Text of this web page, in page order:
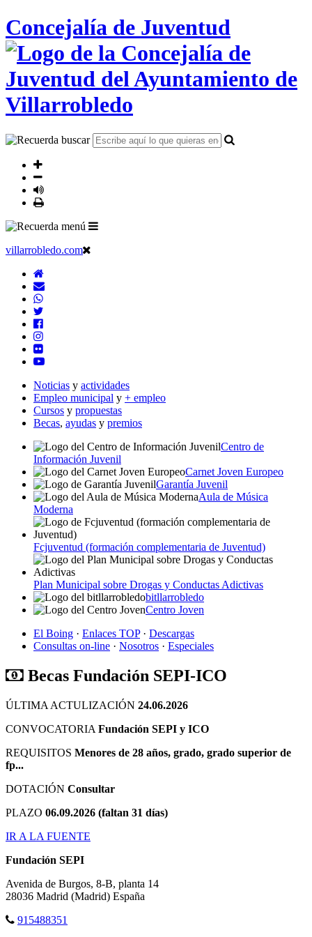
Concejalía de Juventud
villarrobledo.com
Noticias y actividades
Empleo municipal y + empleo
Cursos y propuestas
Becas, ayudas y premios
Centro de
Información Juvenil
Carnet Joven Europeo
Garantía Juvenil
Aula de Música
Moderna
Fcjuventud (formación complementaria de Juventud)
Plan Municipal sobre Drogas y Conductas Adictivas
bitllarrobledo
Centro Joven
El Boing · Enlaces TOP· Descargas
Consultas on-line · Nosotros · Especiales
Becas Fundación SEPI-ICO
ÚLTIMA ACTULIZACIÓN 24.06.2026
CONVOCATORIA Fundación SEPI y ICO
REQUISITOS Menores de 28 años, grado, grado superior de
fp...
DOTACIÓN Consultar
PLAZO 06.09.2026 (faltan 31 días)
IR A LA FUENTE
Fundación SEPI
Avenida de Burgos, 8-B, planta 14
28036 Madrid (Madrid) España
915488351